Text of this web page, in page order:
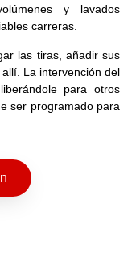
y lavados
carreras.
las tiras, añadir sus
La intervención del
para otros
ser programado para